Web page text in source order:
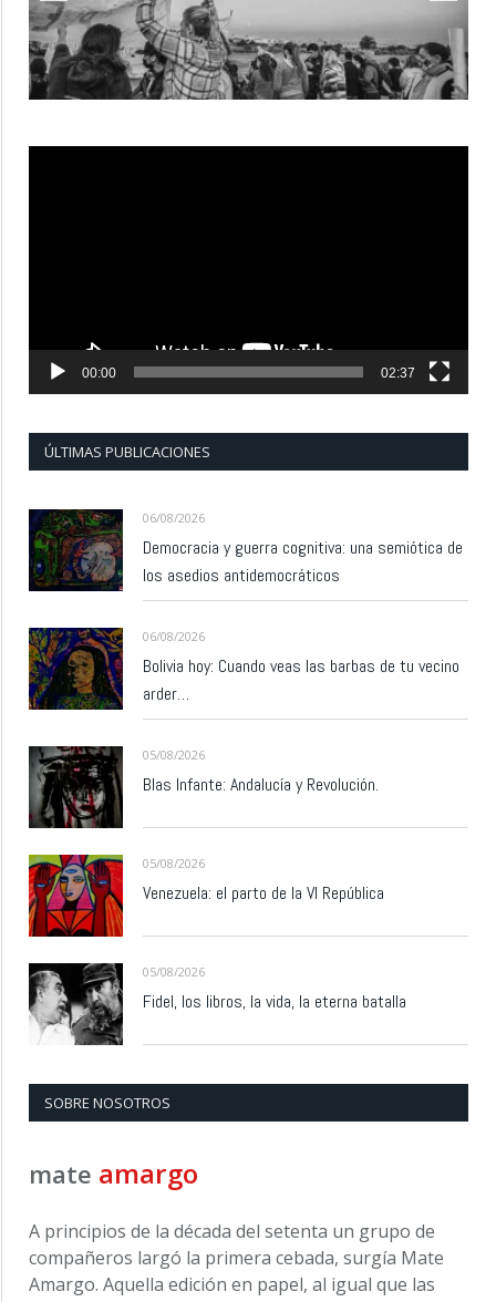
00:00 02:37
ÚLTIMAS PUBLICACIONES
06/08/2026
Democracia y guerra cognitiva: una semiótica de
los asedios antidemocráticos
06/08/2026
Bolivia hoy: Cuando veas las barbas de tu vecino
arder…
05/08/2026
Blas Infante: Andalucía y Revolución.
05/08/2026
Venezuela: el parto de la VI República
05/08/2026
Fidel, los libros, la vida, la eterna batalla
SOBRE NOSOTROS
mate amargo
A principios de la década del setenta un grupo de
compañeros largó la primera cebada, surgía Mate
Amargo. Aquella edición en papel, al igual que las